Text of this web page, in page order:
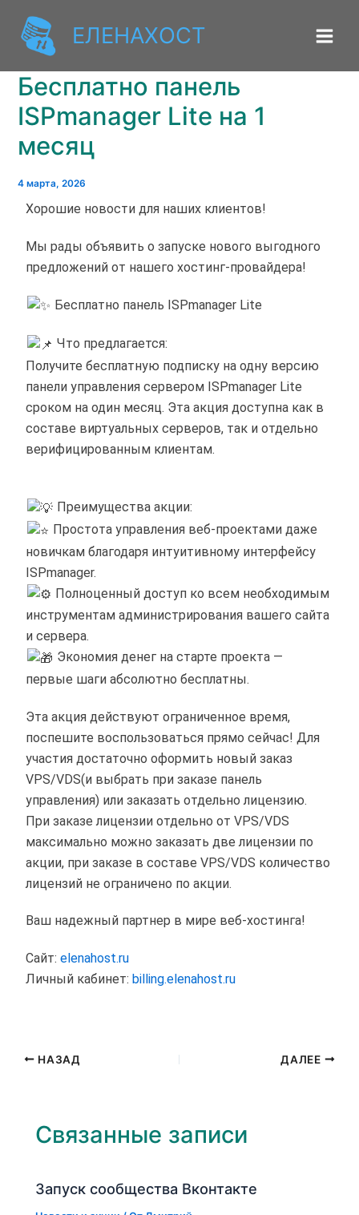
содержимомуЕЛЕНАХОСТ
Бесплатно панель
ISPmanager Lite на 1
месяц
4 марта, 2026
Хорошие новости для наших клиентов!
Мы рады объявить о запуске нового выгодного
предложений от нашего хостинг-провайдера!
Бесплатно панель ISPmanager Lite
Что предлагается:
Получите бесплатную подписку на одну версию
панели управления сервером ISPmanager Lite
сроком на один месяц. Эта акция доступна как в
составе виртуальных серверов, так и отдельно
верифицированным клиентам.
Преимущества акции:
️ Простота управления веб-проектами даже
новичкам благодаря интуитивному интерфейсу
ISPmanager.
Полноценный доступ ко всем необходимым
инструментам администрирования вашего сайта
и сервера.
Экономия денег на старте проекта —
первые шаги абсолютно бесплатны.
Эта акция действуют ограниченное время,
поспешите воспользоваться прямо сейчас! Для
участия достаточно оформить новый заказ
VPS/VDS(и выбрать при заказе панель
управления) или заказать отдельно лицензию.
При заказе лицензии отдельно от VPS/VDS
максимально можно заказать две лицензии по
акции, при заказе в составе VPS/VDS количество
лицензий не ограничено по акции.
Ваш надежный партнер в мире веб-хостинга!
Сайт:elenahost.ru
Личный кабинет:billing.elenahost.ru
НАЗАД ДАЛЕЕ
Связанные записи
Запуск сообщества Вконтакте